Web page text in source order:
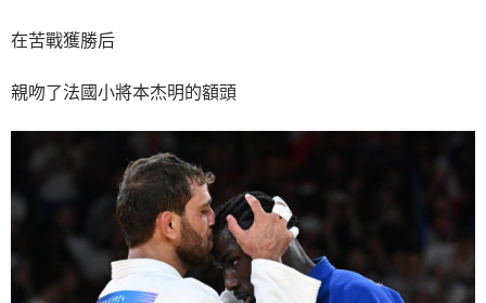
在苦戰獲勝后
親吻了法國小將本杰明的額頭